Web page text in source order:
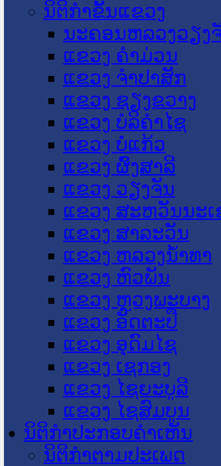
ນິຕິກໍາຂັ້ນແຂວງ
ນະ​ຄອນ​ຫລວງວຽງ
ແຂວງ ຄໍາມ່ວນ
ແຂວງ ຈໍາປາສັກ
ແຂວງ ຊຽງຂວາງ
ແຂວງ ບໍລິຄໍາໄຊ
ແຂວງ ບໍ່ແກ້ວ
ແຂວງ ຜົ້ງສາລີ
ແຂວງ ວຽງຈັນ
ແຂວງ ສະຫວັນນະ
ແຂວງ ສາລະວັນ
ແຂວງ ຫລວງນໍ້າທາ
ແຂວງ ຫົວພັນ
ແຂວງ ຫຼວງພະບາງ
ແຂວງ ອັດຕະປື
ແຂວງ ອຸດົມໄຊ
ແຂວງ ເຊກອງ
ແຂວງ ໄຊຍະບູລີ
ແຂວງ ໄຊສົມບູນ
ນິຕິກໍາປະກອບຄໍາເຫັນ
ນິຕິກໍາຕາມປະເພດ